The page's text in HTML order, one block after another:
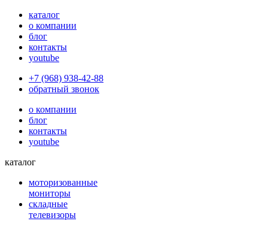
каталог
о компании
блог
контакты
youtube
+7 (968) 938-42-88
обратный звонок
о компании
блог
контакты
youtube
каталог
моторизованные
мониторы
складные
телевизоры